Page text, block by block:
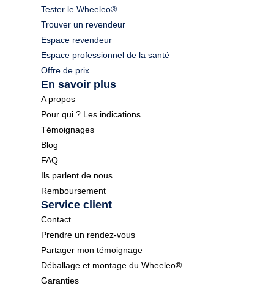
Tester le Wheeleo®
Trouver un revendeur
Espace revendeur
Espace professionnel de la santé
Offre de prix
En savoir plus
A propos
Pour qui ? Les indications.
Témoignages
Blog
FAQ
Ils parlent de nous
Remboursement
Service client
Contact
Prendre un rendez-vous
Partager mon témoignage
Déballage et montage du Wheeleo®
Garanties